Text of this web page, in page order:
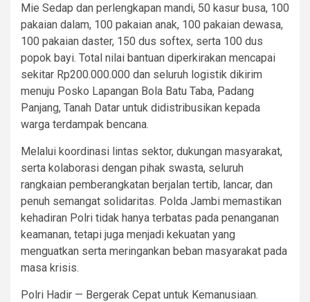
Mie Sedap dan perlengkapan mandi, 50 kasur busa, 100
pakaian dalam, 100 pakaian anak, 100 pakaian dewasa,
100 pakaian daster, 150 dus softex, serta 100 dus
popok bayi. Total nilai bantuan diperkirakan mencapai
sekitar Rp200.000.000 dan seluruh logistik dikirim
menuju Posko Lapangan Bola Batu Taba, Padang
Panjang, Tanah Datar untuk didistribusikan kepada
warga terdampak bencana.
Melalui koordinasi lintas sektor, dukungan masyarakat,
serta kolaborasi dengan pihak swasta, seluruh
rangkaian pemberangkatan berjalan tertib, lancar, dan
penuh semangat solidaritas. Polda Jambi memastikan
kehadiran Polri tidak hanya terbatas pada penanganan
keamanan, tetapi juga menjadi kekuatan yang
menguatkan serta meringankan beban masyarakat pada
masa krisis.
Polri Hadir — Bergerak Cepat untuk Kemanusiaan.